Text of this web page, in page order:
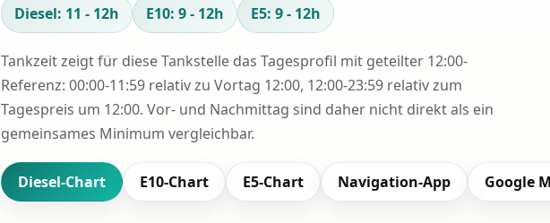
Diesel: 11 - 12h E10: 9 - 12h E5: 9 - 12h
Tankzeit zeigt für diese Tankstelle das Tagesprofil mit geteilter 12:00-
Referenz: 00:00-11:59 relativ zu Vortag 12:00, 12:00-23:59 relativ zum
Tagespreis um 12:00. Vor- und Nachmittag sind daher nicht direkt als ein
gemeinsames Minimum vergleichbar.
Diesel-Chart E10-Chart E5-Chart Navigation-App Google